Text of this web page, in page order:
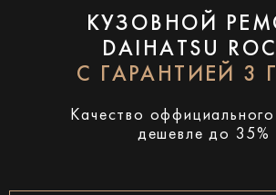
КУЗОВНОЙ
DAIHATSU
С ГАРАНТИЕЙ 3
Качество
дешевле до 35%